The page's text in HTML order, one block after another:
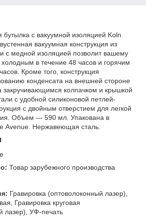
с вакуумной изоляцией Koln
вакуумная конструкция из
с медной изоляцией позволит вашему
холодным в течение 48 часов и горячим
Кроме того, конструкция
конденсата на внешней стороне
колпачком и крышкой
с удобной силиконовой петлей-
с двойным отверстием для легкой
Объем — 590 мл. Упакована в
Avenue. Нержавеющая сталь.
Товар зарубежного производства
Гравировка (оптоволоконный лазер),
Гравировка круговая
лазер), УФ-печать